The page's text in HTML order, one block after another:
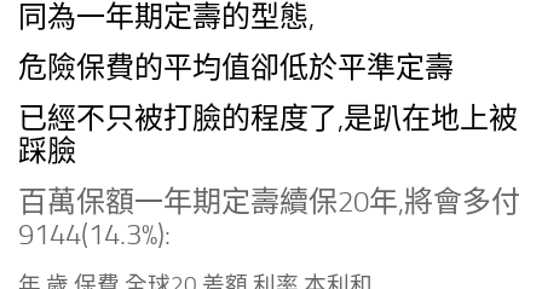
同為一年期定壽的型態,
危險保費的平均值卻低於平準定壽
已經不只被打臉的程度了,是趴在地上被
踩臉
百萬保額一年期定壽續保20年,將會多付
9144(14.3%):